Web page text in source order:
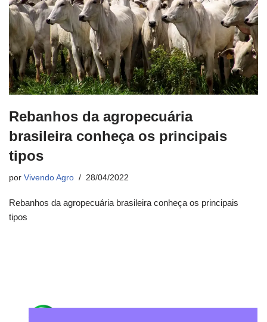
Rebanhos da agropecuária
brasileira conheça os principais
tipos
por Vivendo Agro 28/04/2022
Rebanhos da agropecuária brasileira conheça os principais
tipos